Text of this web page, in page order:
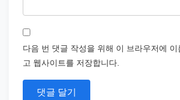
다음 번 댓글 작성을 위해 이 브라우저에 이
고 웹사이트를 저장합니다.